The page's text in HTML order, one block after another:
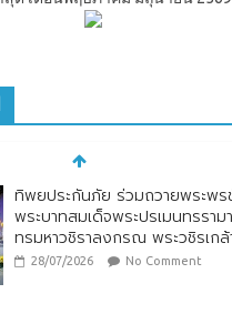
ทิพยประกันภัย ร่วมถวายพระพ
พระบาทสมเด็จพระปรเมนทรรา
ทรมหาวชิราลงกรณ พระวชิรเกล้
28/07/2026 No Comment